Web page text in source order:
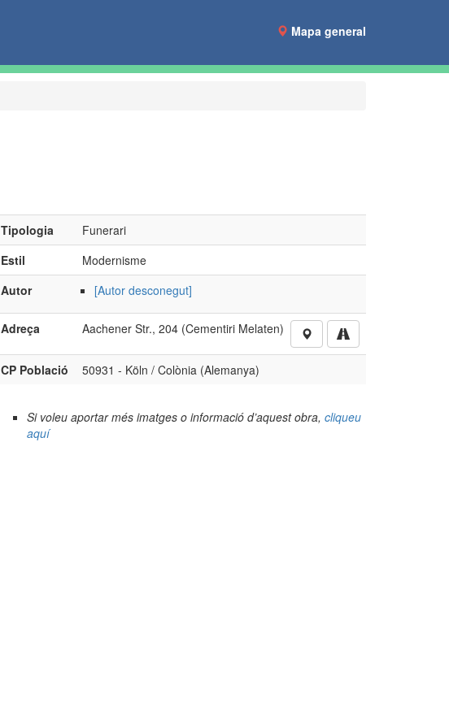
Mapa general
Tipologia
Funerari
Estil
Modernisme
Autor
[Autor desconegut]
Adreça Aachener Str., 204 (Cementiri Melaten)
CP Població 50931 - Köln / Colònia (Alemanya)
Si voleu aportar més imatges o informació d’aquest obra, cliqueu
aquí